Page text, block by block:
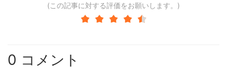
(この記事に対する評価をお願いします。)
0 コメント